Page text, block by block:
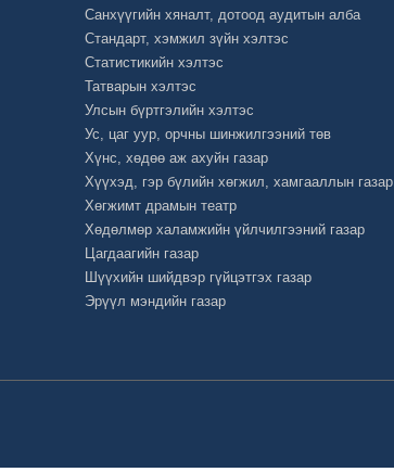
Санхүүгийн хяналт, дотоод аудитын алба
Стандарт, хэмжил зүйн хэлтэс
Статистикийн хэлтэс
Татварын хэлтэс
Улсын бүртгэлийн хэлтэс
Ус, цаг уур, орчны шинжилгээний төв
Хүнс, хөдөө аж ахуйн газар
Хүүхэд, гэр бүлийн хөгжил, хамгааллын газар
Хөгжимт драмын театр
Хөдөлмөр халамжийн үйлчилгээний газар
Цагдаагийн газар
Шүүхийн шийдвэр гүйцэтгэх газар
Эрүүл мэндийн газар